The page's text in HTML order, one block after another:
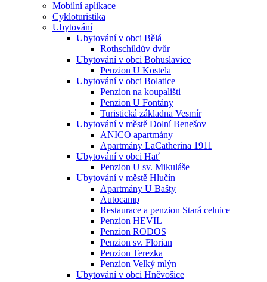
Mobilní aplikace
Cykloturistika
Ubytování
Ubytování v obci Bělá
Rothschildův dvůr
Ubytování v obci Bohuslavice
Penzion U Kostela
Ubytování v obci Bolatice
Penzion na koupališti
Penzion U Fontány
Turistická základna Vesmír
Ubytování v městě Dolní Benešov
ANICO apartmány
Apartmány LaCatherina 1911
Ubytování v obci Hať
Penzion U sv. Mikuláše
Ubytování v městě Hlučín
Apartmány U Bašty
Autocamp
Restaurace a penzion Stará celnice
Penzion HEVIL
Penzion RODOS
Penzion sv. Florian
Penzion Terezka
Penzion Velký mlýn
Ubytování v obci Hněvošice